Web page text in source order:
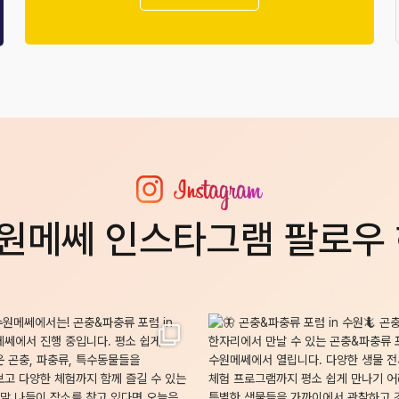
메쎄 인스타그램 팔로우